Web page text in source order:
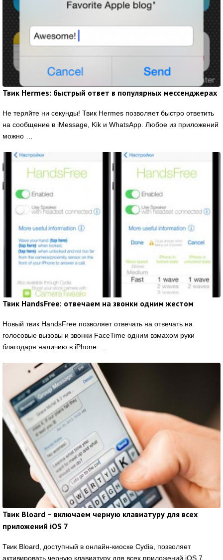
Твик Hermes: быстрый ответ в популярных мессенджерах
Не теряйте ни секунды! Твик Hermes позволяет быстро ответить
на сообщение в iMessage, Kik и WhatsApp. Любое из приложений
можно …
Твик HandsFree: отвечаем на звонки одним жестом
Новый твик HandsFree позволяет отвечать на отвечать на
голосовые вызовы и звонки FaceTime одним взмахом руки
благодаря наличию в iPhone …
Твик Bloard – включаем черную клавиатуру для всех
приложений iOS 7
Твик Bloard, доступный в онлайн-киоске Cydia, позволяет
активировать черную клавиатуру для всех приложений iOS 7.